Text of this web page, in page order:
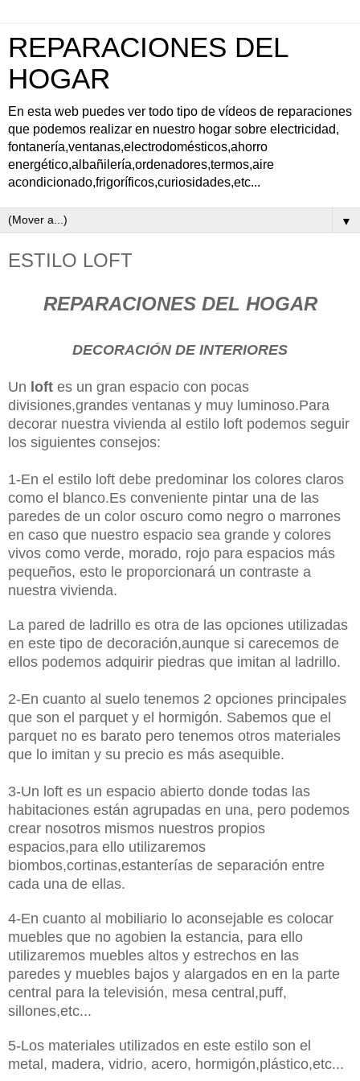
REPARACIONES DEL
HOGAR
En esta web puedes ver todo tipo de vídeos de reparaciones
que podemos realizar en nuestro hogar sobre electricidad,
fontanería,ventanas,electrodomésticos,ahorro
energético,albañilería,ordenadores,termos,aire
acondicionado,frigoríficos,curiosidades,etc...
▼
ESTILO LOFT
REPARACIONES DEL HOGAR
DECORACIÓN DE INTERIORES
Un loft es un gran espacio con pocas
divisiones,grandes ventanas y muy luminoso.Para
decorar nuestra vivienda al estilo loft podemos seguir
los siguientes consejos:
1-En el estilo loft debe predominar los colores claros
como el blanco.Es conveniente pintar una de las
paredes de un color oscuro como negro o marrones
en caso que nuestro espacio sea grande y colores
vivos como verde, morado, rojo para espacios más
pequeños, esto le proporcionará un contraste a
nuestra vivienda.
La pared de ladrillo es otra de las opciones utilizadas
en este tipo de decoración,aunque si carecemos de
ellos podemos adquirir piedras que imitan al ladrillo.
2-En cuanto al suelo tenemos 2 opciones principales
que son el parquet y el hormigón. Sabemos que el
parquet no es barato pero tenemos otros materiales
que lo imitan y su precio es más asequible.
3-Un loft es un espacio abierto donde todas las
habitaciones están agrupadas en una, pero podemos
crear nosotros mismos nuestros propios
espacios,para ello utilizaremos
biombos,cortinas,estanterías de separación entre
cada una de ellas.
4-En cuanto al mobiliario lo aconsejable es colocar
muebles que no agobien la estancia, para ello
utilizaremos muebles altos y estrechos en las
paredes y muebles bajos y alargados en en la parte
central para la televisión, mesa central,puff,
sillones,etc...
5-Los materiales utilizados en este estilo son el
metal, madera, vidrio, acero, hormigón,plástico,etc...